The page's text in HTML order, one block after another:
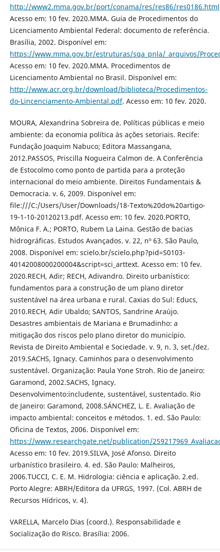
http://www2.mma.gov.br/port/conama/res/res86/res0186.html
Acesso em: 10 fev. 2020.MMA. Guia de Procedimentos do
Licenciamento Ambiental Federal: documento de referência.
Brasília, 2002. Disponível em:
https://www.mma.gov.br/estruturas/sqa_pnla/_arquivos/
Acesso em: 10 fev. 2020.MMA. Procedimentos de
Licenciamento Ambiental no Brasil. Disponível em:
http://www.acr.org.br/download/biblioteca/Procedimentos-
do-Lincenciamento-Ambiental.pdf. Acesso em: 10 fev. 2020.
MOURA, Alexandrina Sobreira de. Políticas públicas e meio
ambiente: da economia política às ações setoriais. Recife:
Fundação Joaquim Nabuco; Editora Massangana,
2012.PASSOS, Priscilla Nogueira Calmon de. A Conferência
de Estocolmo como ponto de partida para a proteção
internacional do meio ambiente. Direitos Fundamentais &
Democracia. v. 6, 2009. Disponível em:
file:///C:/Users/User/Downloads/18-Texto%20do%20artigo-
19-1-10-20120213.pdf. Acesso em: 10 fev. 2020.PORTO,
Mônica F. A.; PORTO, Rubem La Laina. Gestão de bacias
hidrográficas. Estudos Avançados. v. 22, nº 63. São Paulo,
2008. Disponível em: scielo.br/scielo.php?pid=S0103-
40142008000200004&script=sci_arttext. Acesso em: 10 fev.
2020.RECH, Adir; RECH, Adivandro. Direito urbanístico:
fundamentos para a construção de um plano diretor
sustentável na área urbana e rural. Caxias do Sul: Educs,
2010.RECH, Adir Ubaldo; SANTOS, Sandrine Araújo.
Desastres ambientais de Mariana e Brumadinho: a
mitigação dos riscos pelo plano diretor do município.
Revista de Direito Ambiental e Sociedade. v. 9, n. 3, set./dez.
2019.SACHS, Ignacy. Caminhos para o desenvolvimento
sustentável. Organização: Paula Yone Stroh. Rio de Janeiro:
Garamond, 2002.SACHS, Ignacy.
Desenvolvimento:includente, sustentável, sustentado. Rio
de Janeiro: Garamond, 2008.SÁNCHEZ, L. E. Avaliação de
impacto ambiental: conceitos e métodos. 1. ed. São Paulo:
Oficina de Textos, 2006. Disponível em:
https://www.researchgate.net/publication/
Acesso em: 10 fev. 2019.SILVA, José Afonso. Direito
urbanístico brasileiro. 4. ed. São Paulo: Malheiros,
2006.TUCCI, C. E. M. Hidrologia: ciência e aplicação. 2.ed.
Porto Alegre: ABRH/Editora da UFRGS, 1997. (Col. ABRH de
Recursos Hídricos, v. 4).
VARELLA, Marcelo Dias (coord.). Responsabilidade e
Socialização do Risco. Brasília: 2006.